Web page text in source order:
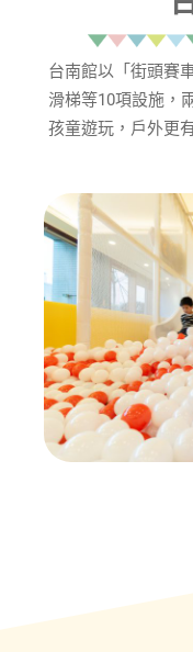
台南館以「街頭賽
滑梯等10項設施，
孩童遊玩，戶外更